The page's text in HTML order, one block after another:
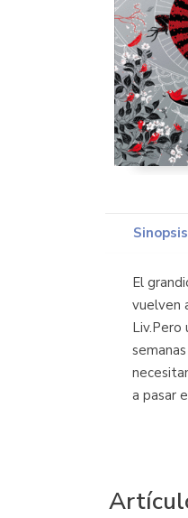
Sinopsis
El
vuelven
Liv.Pero
a pasar